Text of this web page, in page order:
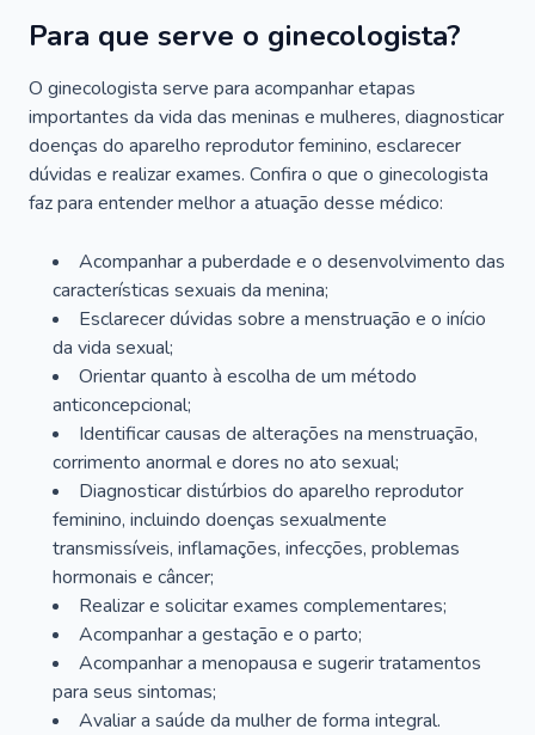
Para que serve o ginecologista?
O ginecologista serve para acompanhar etapas
importantes da vida das meninas e mulheres, diagnosticar
doenças do aparelho reprodutor feminino, esclarecer
dúvidas e realizar exames. Confira o que o ginecologista
faz para entender melhor a atuação desse médico:
Acompanhar a puberdade e o desenvolvimento das
características sexuais da menina;
Esclarecer dúvidas sobre a menstruação e o início
da vida sexual;
Orientar quanto à escolha de um método
anticoncepcional;
Identificar causas de alterações na menstruação,
corrimento anormal e dores no ato sexual;
Diagnosticar distúrbios do aparelho reprodutor
feminino, incluindo doenças sexualmente
transmissíveis, inflamações, infecções, problemas
hormonais e câncer;
Realizar e solicitar exames complementares;
Acompanhar a gestação e o parto;
Acompanhar a menopausa e sugerir tratamentos
para seus sintomas;
Avaliar a saúde da mulher de forma integral.